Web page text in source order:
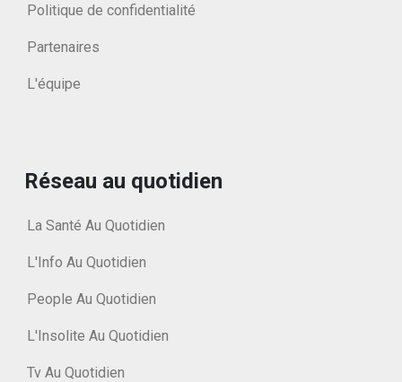
Politique de confidentialité
Partenaires
L'équipe
Réseau au quotidien
La Santé Au Quotidien
L'Info Au Quotidien
People Au Quotidien
L'Insolite Au Quotidien
Tv Au Quotidien